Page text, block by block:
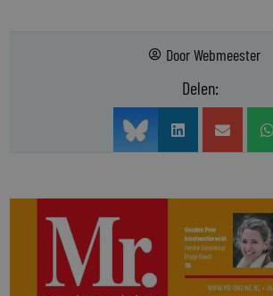
DoorWebmeester
Delen: